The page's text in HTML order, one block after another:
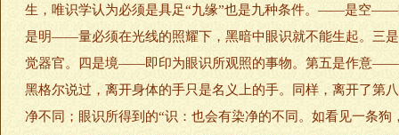
生，唯识学认为必须是具足“九缘”也是九种条件。——是空——
是明——量必须在光线的照耀下，黑暗中眼识就不能生起。三
觉器官。四是境——即印为眼识所观照的事物。第五是作意
黑格尔说过，离开身体的手只是名义上的手。同样，离开了
净不同；眼识所得到的“识：也会有染净的不同。如看见一条